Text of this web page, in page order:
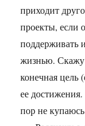
приходит
проекты, если
поддерживать
жизнью. Скажу
конечная цель
ее
пор не